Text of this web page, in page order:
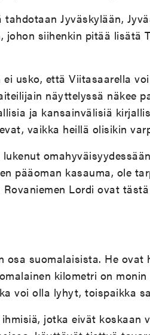
Jyväskylään,
siihenkin pitää lisätä
usko, että Viitasaarella
näyttelyssä näkee
ja kansainvälisiä
vaikka heillä olisikin
pääoman kasauma, ole
Lordi ovat
osa suomalaisista. He ovat
kilometri on
voi olla lyhyt, toispaikka
jotka eivät koskaan